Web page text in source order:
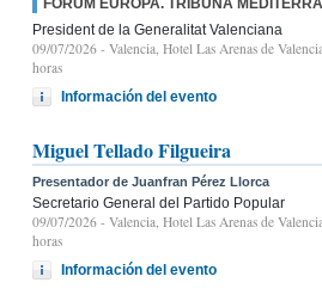
FÓRUM EUROPA. TRIBUNA
President de la Generalitat Valenciana
09/07/2026 - Valencia, Hotel Las Arenas de
horas
Información del evento
Miguel Tellado Filgueira
Presentador de Juanfran Pérez Llorca
Secretario General del Partido Popular
09/07/2026 - Valencia, Hotel Las Arenas de
horas
Información del evento